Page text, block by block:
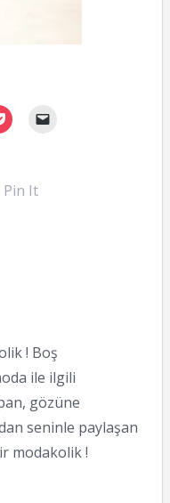
Pin It
! Boş
ile ilgili
gözüne
seninle paylaşan
modakolik !